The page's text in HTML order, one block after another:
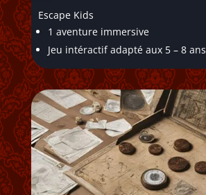
Escape Kids
1 aventure immersive
Jeu intéractif adapté aux 5 – 8 ans